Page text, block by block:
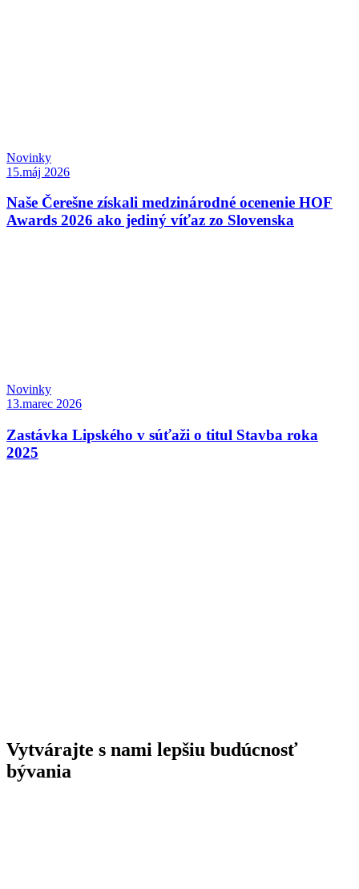
Novinky
15.máj 2026
Naše Čerešne získali medzinárodné ocenenie HOF
Awards 2026 ako jediný víťaz zo Slovenska
Novinky
13.marec 2026
Zastávka Lipského v súťaži o titul Stavba roka
2025
Vytvárajte s nami lepšiu budúcnosť
bývania